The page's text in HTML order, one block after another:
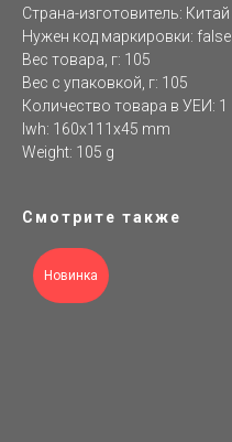
Страна-изготовитель: Китай
Нужен код маркировки: false
Вес товара, г: 105
Вес с упаковкой, г: 105
Количество товара в УЕИ: 1
lwh: 160x111x45 mm
Weight: 105 g
Смотрите также
Новинка